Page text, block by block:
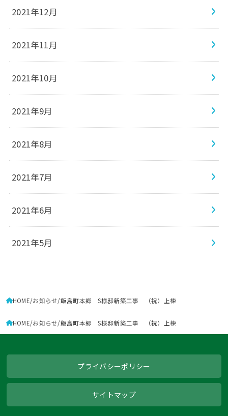
2021年12月
2021年11月
2021年10月
2021年9月
2021年8月
2021年7月
2021年6月
2021年5月
HOME お知らせ 飯島町本郷 S様邸新築工事 （祝）上棟
HOME お知らせ 飯島町本郷 S様邸新築工事 （祝）上棟
プライバシーポリシー
サイトマップ